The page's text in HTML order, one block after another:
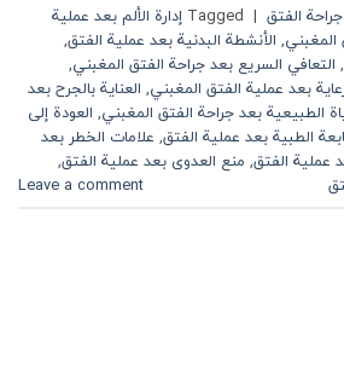
جراحة الفتق |
Tagged إدارة الألم بعد عملية
المغبني, الأنشطة البدنية بعد عملية الفتق,
, التعافي السريع بعد جراحة الفتق المغبني,
بعد عملية الفتق المغبني, العناية بالجرح بعد
الطبيعية بعد جراحة الفتق المغبني, العودة إلى
الطبية بعد عملية الفتق, علامات الخطر بعد
عملية الفتق, منع العدوى بعد عملية الفتق,
Leave a comment